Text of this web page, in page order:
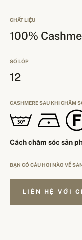
CHẤT LIỆU
100%
SỐ LỚP
12
CASHMERE SAU KHI CHĂM
Cách chăm sóc sản
BẠN CÓ CÂU HỎI NÀO VỀ
LIÊN HỆ VỚI